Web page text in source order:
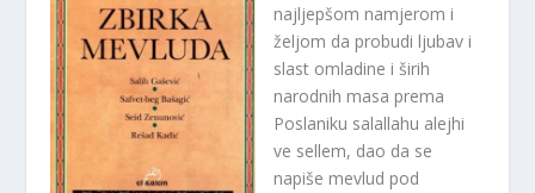
najljepšom namjerom i
željom da probudi ljubav i
slast omladine i širih
narodnih masa prema
Poslaniku salallahu alejhi
ve sellem, dao da se
napiše mevlud pod